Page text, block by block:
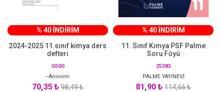
% 40 İNDİRİM
2024-2025 11.sınıf kimya ders
defteri
G500
--Anonim
70,35 ₺98,49 ₺
% 40 İNDİRİM
11. Sınıf Kimya PSF Palme
Soru Föyü
25383
PALME YAYINEVİ
81,90 ₺114,66 ₺